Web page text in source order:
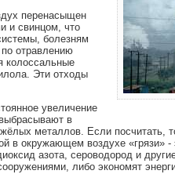
перенасыщен
и свинцом, что
болезням
отравлению
колоссальные
Эти отходы
увеличение
в
металлов. Если посчитать,
в окружающем воздухе «грязи»
азота, сероводород и
либо экономят